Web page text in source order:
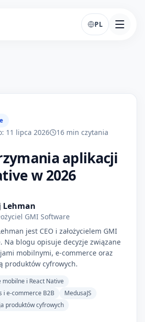
PL
: 11 lipca 2026 16 min czytania
aplikacji
w 2026
Lehman
GMI Software
jest CEO i założycielem GMI
Na blogu opisuje decyzje związane
mobilnymi, e-commerce oraz
produktów cyfrowych.
mobilne i React Native
i e-commerce B2B
MedusaJS
produktów cyfrowych